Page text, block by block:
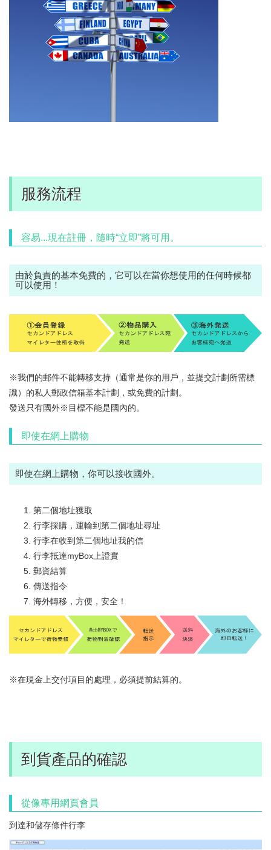
服務流程
容易...現在註冊，隨時“立即”將可用。
由於負責的基本免費的，它可以在當你想使用的任何時候都
可以使用！
※我們的郵件不能轉移支持（通常是你的用戶，並提交計劃所需標
識）的私人郵政信箱基本計劃，或免費的計劃。
發送只有國外※目標不能是國內的。
即使在網上購物
即使在網上購物，你可以接收國外。
第二個地址獲取
行李採購，運輸到第二個地址尋址
行李在收到第二個地址我的信
行李抵達myBox上證實
郵資結算
傳送指令
海外轉移，方便，安全！
※在現金上交付項目的處理，必須提前結算的。
到貨產品的確認
從像專用網頁會員
到達和儲存條件行李